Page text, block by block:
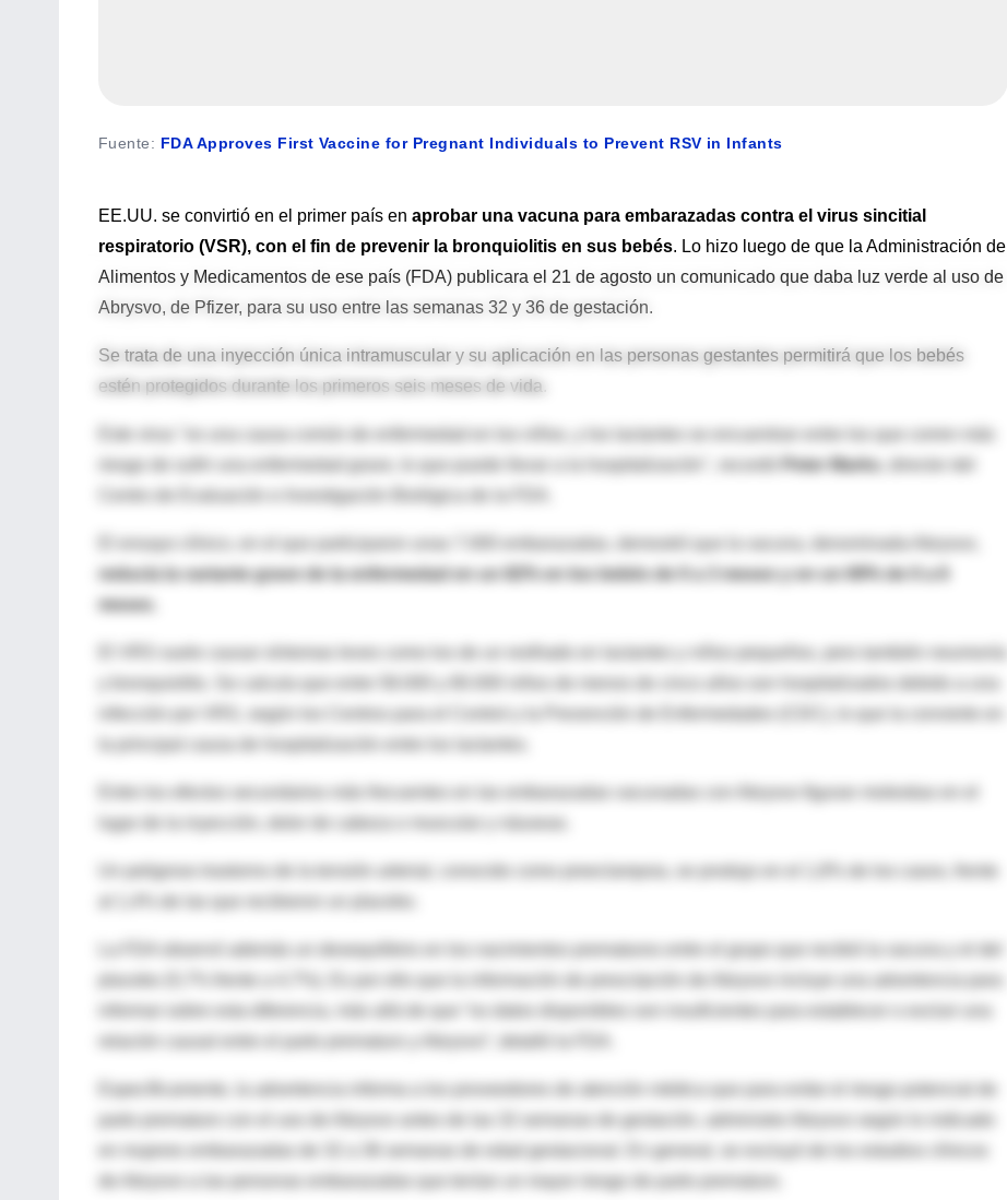
Fuente: FDA Approves First Vaccine for Pregnant Individuals to Prevent RSV in Infants
EE.UU. se convirtió en el primer país en aprobar una vacuna para embarazadas contra el virus sincitial
respiratorio (VSR), con el fin de prevenir la bronquiolitis en sus bebés. Lo hizo luego de que la Administración de
Alimentos y Medicamentos de ese país (FDA) publicara el 21 de agosto un comunicado que daba luz verde al uso de
Abrysvo, de Pfizer, para su uso entre las semanas 32 y 36 de gestación.
Se trata de una inyección única intramuscular y su aplicación en las personas gestantes permitirá que los bebés
estén protegidos durante los primeros seis meses de vida.
riesgo de sufrir una enfermedad grave, lo que puede llevar a la hospitalización", recordó
Peter Marks
Centro de Evaluación e Investigación Biológica de la FDA.
El ensayo clínico, en el que participaron unas 7.000 embarazadas, demostró que la vacuna, denominada Abrysvo,
reducía la variante grave de la enfermedad en un 82% en los bebés de 0 a 3 meses y en un 69% de 0 a 6
meses.
El VRS suele causar síntomas leves como los de un resfriado en lactantes y niños pequeños, pero también neumonía
y bronquiolitis. Se calcula que entre 58.000 y 80.000 niños de menos de cinco años son hospitalizados debido a una
infección por VRS, según los Centros para el Control y la Prevención de Enfermedades (CDC), lo que la convierte en
Entre los efectos secundarios más frecuentes en las embarazadas vacunadas con Abrysvo figuran molestias en el
lugar de la inyección, dolor de cabeza o muscular y náuseas.
Un peligroso trastorno de la tensión arterial, conocido como preeclampsia, se produjo en el 1,8% de los casos, frente
La FDA observó además un desequilibrio en los nacimientos prematuros entre el grupo que recibió la vacuna y el del
Específicamente, la advertencia informa a los proveedores de atención médica que para evitar el riesgo potencial de
parto prematuro con el uso de Abrysvo antes de las 32 semanas de gestación, administre Abrysvo según lo indicado
en mujeres embarazadas de 32 a 36 semanas de edad gestacional. En general, se excluyó de los estudios clínicos
de Abrysvo a las personas embarazadas que tenían un mayor riesgo de parto prematuro.